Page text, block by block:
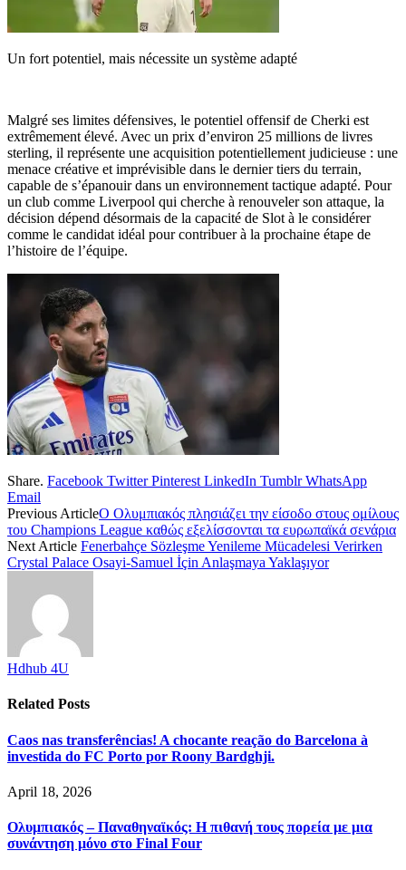
Un fort potentiel, mais nécessite un système adapté
Malgré ses limites défensives, le potentiel offensif de Cherki est
extrêmement élevé. Avec un prix d’environ 25 millions de livres
sterling, il représente une acquisition potentiellement judicieuse : une
menace créative et imprévisible dans le dernier tiers du terrain,
capable de s’épanouir dans un environnement tactique adapté. Pour
un club comme Liverpool qui cherche à renouveler son attaque, la
décision dépend désormais de la capacité de Slot à le considérer
comme le candidat idéal pour contribuer à la prochaine étape de
l’histoire de l’équipe.
Share. Facebook Twitter Pinterest LinkedIn Tumblr WhatsApp
Email
Previous ArticleΟ Ολυμπιακός πλησιάζει την είσοδο στους ομίλους
του Champions League καθώς εξελίσσονται τα ευρωπαϊκά σενάρια
Next Article Fenerbahçe Sözleşme Yenileme Mücadelesi Verirken
Crystal Palace Osayi-Samuel İçin Anlaşmaya Yaklaşıyor
Hdhub 4U
Related Posts
Caos nas transferências! A chocante reação do Barcelona à
investida do FC Porto por Roony Bardghji.
April 18, 2026
Ολυμπιακός – Παναθηναϊκός: Η πιθανή τους πορεία με μια
συνάντηση μόνο στο Final Four